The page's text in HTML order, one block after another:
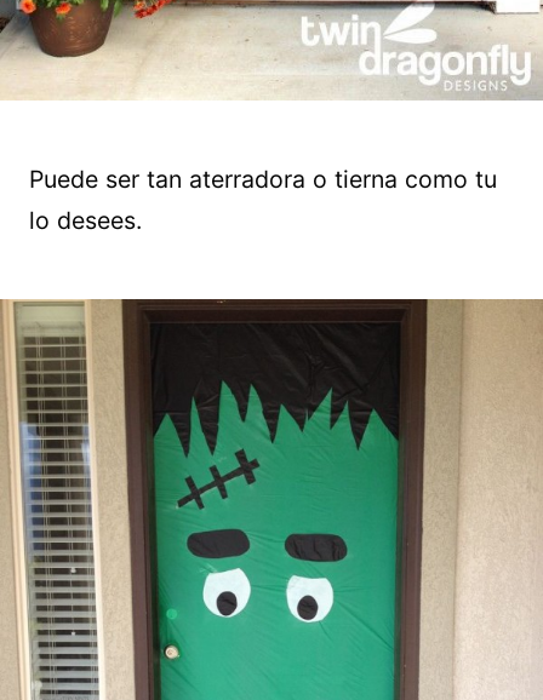
Puede ser tan aterradora o tierna como tu
lo desees.